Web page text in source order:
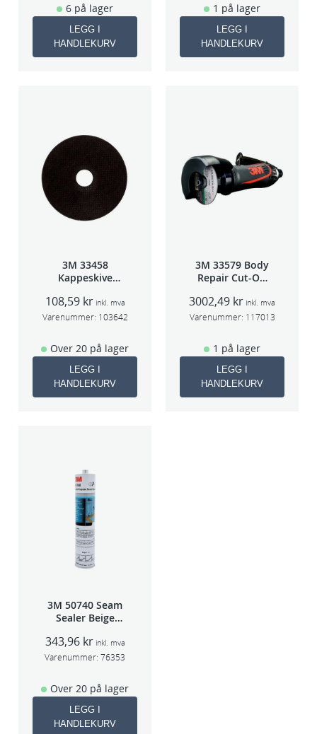
6 på lager
LEGG I
HANDLEKURV
1 på lager
LEGG I
HANDLEKURV
3M 33458
Kappeskive
5stk/pk pris/stk
108,59 kr inkl. mva
Varenummer: 103642
Over 20 på lager
LEGG I
HANDLEKURV
3M 33579 Body
Repair Cut-Off
75mm
3002,49 kr inkl. mva
Varenummer: 117013
1 på lager
LEGG I
HANDLEKURV
3M 50740 Seam
Sealer Beige
8851)
343,96 kr inkl. mva
Varenummer: 76353
Over 20 på lager
LEGG I
HANDLEKURV